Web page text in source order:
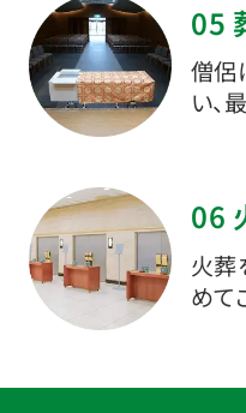
05
僧侶
い、
06
火葬
めて